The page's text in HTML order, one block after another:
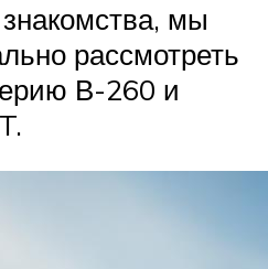
мы
рассмотреть
В-260 и